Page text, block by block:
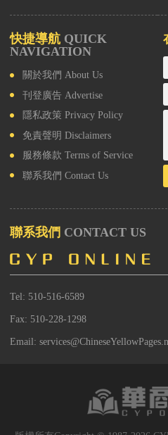
快捷導航 QUICK
NAVIGATION
關於我們 About Us
刊登廣告 Advertise
隱私政策 Privacy Policy
免責聲明 Disclaimers
服務條款 Terms of Service
聯系我們 Contact Us
聯系我們 CONTACT US
Tel: 510-516-6589
Fax: 510-228-1298
Email: